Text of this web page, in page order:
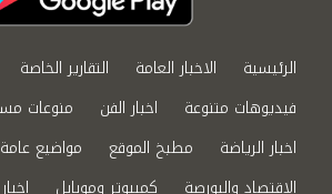
الرئيسية الاخبار العامة التقارير الخاصة
فيديوهات متنوعة
اخبار الفن
منوعات
اخبار الرياضة
مطبخ الموقع
مواضيع عامة
الاقتصاد والبورصة
كمبيوتر وموبايل